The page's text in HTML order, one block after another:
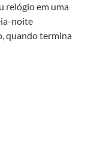
relógio em uma
noite
quando termina